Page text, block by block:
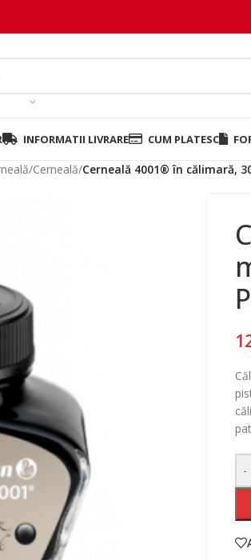
INFORMATII LIVRARE CUM PLATESC
/Cerneală/Cerneală 4001® în călimară,
-